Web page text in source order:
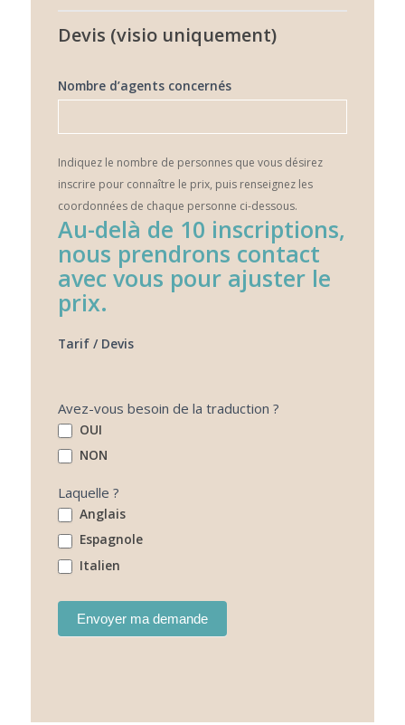
Devis (visio uniquement)
Nombre d’agents concernés
Indiquez le nombre de personnes que vous désirez
inscrire pour connaître le prix, puis renseignez les
coordonnées de chaque personne ci-dessous.
Au-delà de 10 inscriptions,
nous prendrons contact
avec vous pour ajuster le
prix.
Tarif / Devis
Avez-vous besoin de la traduction ?
OUI
NON
Laquelle ?
Anglais
Espagnole
Italien
Envoyer ma demande